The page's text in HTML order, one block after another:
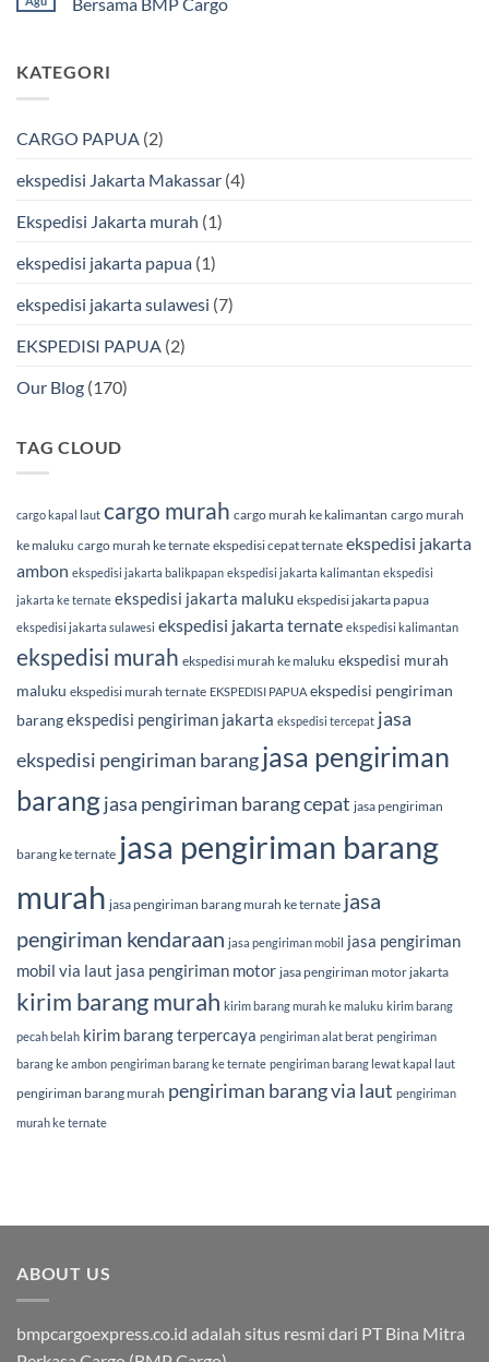
Murah
Bmp
Cargo
Ekspedisi
Laut
Bersama
&
pada
Ekspedisi
Laut
BMP
KATEGORI
CARGO PAPUA (2)
ekspedisi Jakarta Makassar (4)
Ekspedisi Jakarta murah (1)
ekspedisi jakarta papua (1)
ekspedisi jakarta sulawesi (7)
EKSPEDISI PAPUA (2)
Our Blog (170)
TAG CLOUD
cargo kapal laut cargo murah cargo murah ke kalimantan cargo murah
ke maluku cargo murah ke ternate ekspedisi cepat ternate ekspedisi jakarta
ambon ekspedisi jakarta balikpapan ekspedisi jakarta kalimantan ekspedisi
jakarta ke ternate ekspedisi jakarta maluku ekspedisi jakarta papua
ekspedisi jakarta sulawesi ekspedisi jakarta ternate ekspedisi kalimantan
ekspedisi murah ekspedisi murah ke maluku ekspedisi murah
maluku ekspedisi murah ternate EKSPEDISI PAPUA ekspedisi pengiriman
barangekspedisi pengiriman jakarta ekspedisi tercepat jasa
ekspedisi pengiriman barangjasa pengiriman
barangjasa pengiriman barang cepat jasa pengiriman
barang ke ternate jasa pengiriman barang
murah jasa pengiriman barang murah ke ternate jasa
pengiriman kendaraan jasa pengiriman mobil
jasa pengiriman
mobil via laut jasa pengiriman motor jasa pengiriman motor jakarta
kirim barang murah kirim barang murah ke maluku kirim barang
pecah belah kirim barang terpercaya pengiriman alat berat pengiriman
barang ke ambon pengiriman barang ke ternate pengiriman barang lewat kapal laut
pengiriman barang murah pengiriman barang via laut pengiriman
murah ke ternate
ABOUT US
bmpcargoexpress.co.id adalah situs resmi dari PT Bina Mitra